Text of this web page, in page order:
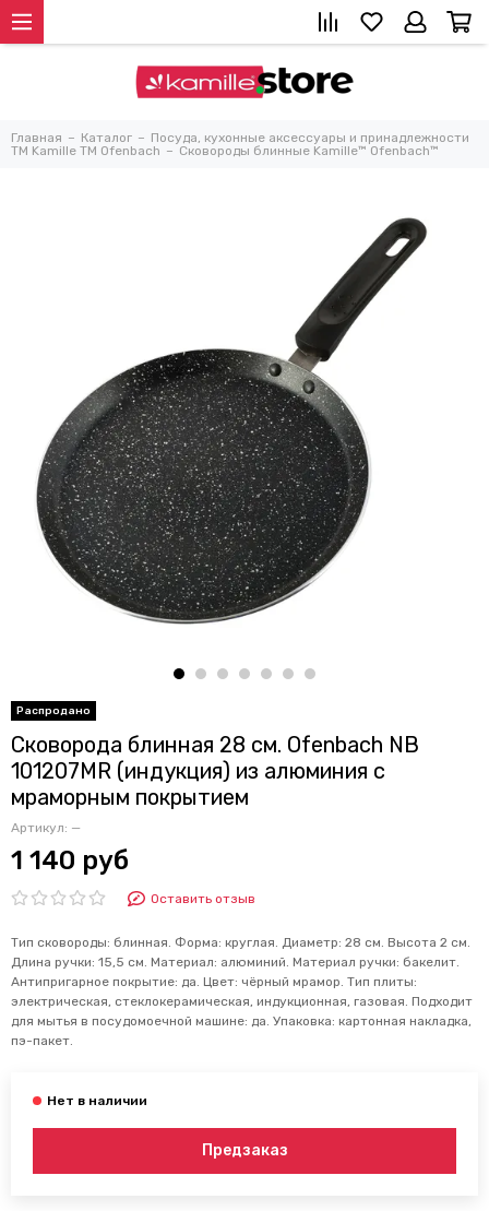
Главная Каталог
Посуда, кухонные аксессуары и принадлежности
TM Kamille TM Ofenbach
Сковороды блинные Kamille™ Ofenbach™
Сковорода блинная 28 см. Ofenbach NB
101207MR (индукция) из алюминия с
мраморным покрытием
Артикул: —
1 140 руб
Оставить отзыв
Тип сковороды: блинная. Форма: круглая. Диаметр: 28 см. Высота 2 см.
Длина ручки: 15,5 см. Материал: алюминий. Материал ручки: бакелит.
Антипригарное покрытие: да. Цвет: чёрный мрамор. Тип плиты:
электрическая, стеклокерамическая, индукционная, газовая. Подходит
для мытья в посудомоечной машине: да. Упаковка: картонная накладка,
пэ-пакет.
Предзаказ